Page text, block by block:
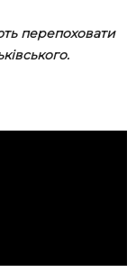
перепоховати